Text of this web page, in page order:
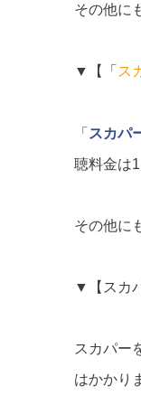
その他に
▼【「 ス
「 スカパ
聴料金は
その他に
▼【スカ
スカパー
はかかり